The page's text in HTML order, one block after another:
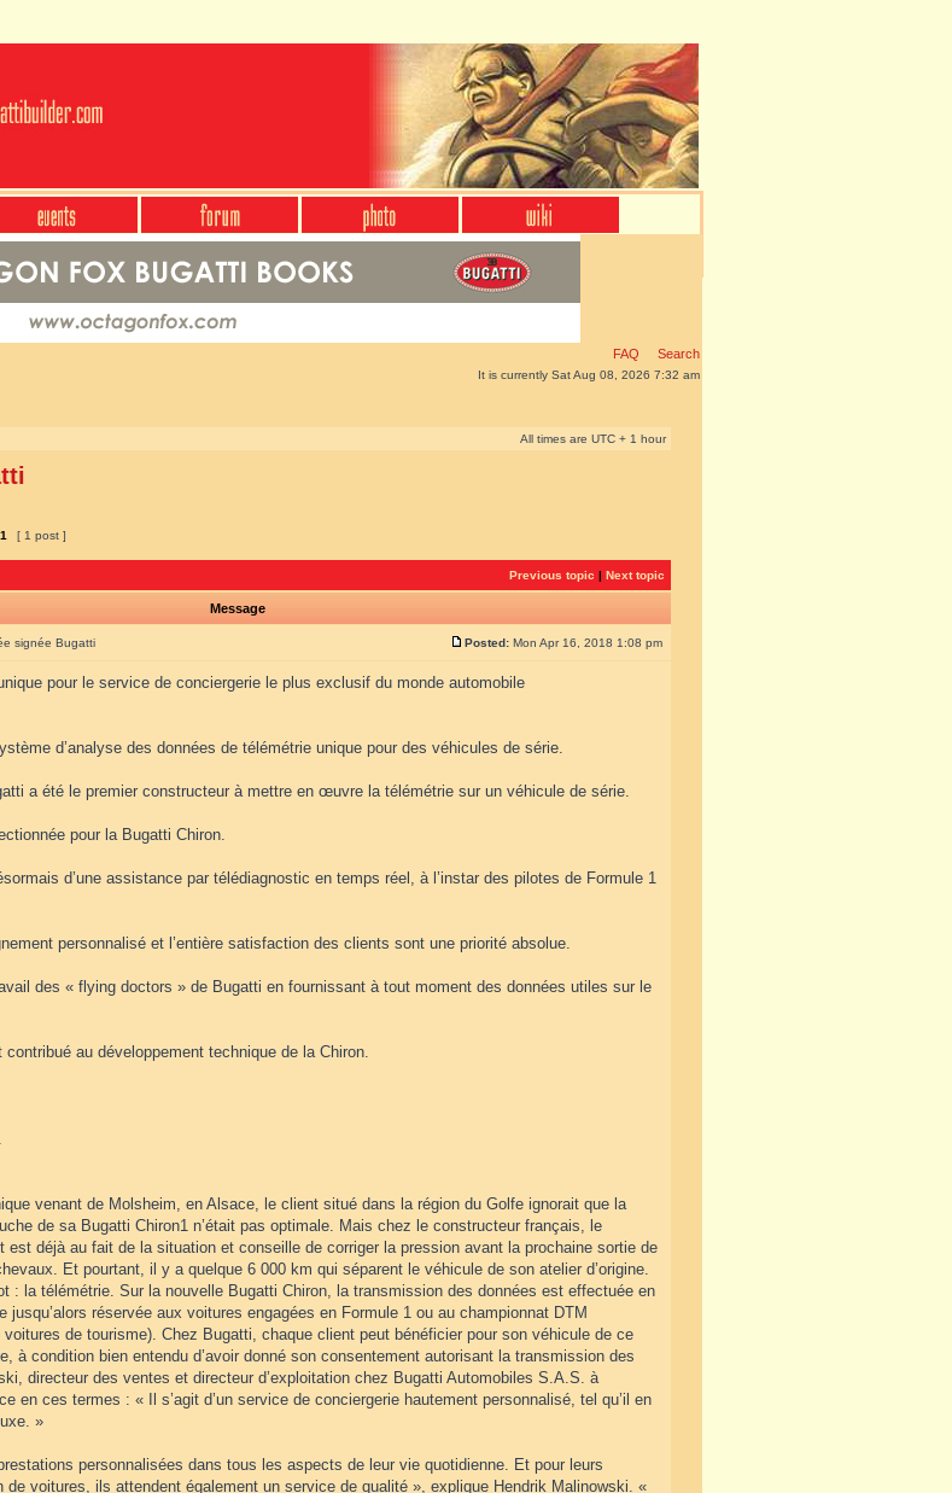
FAQ Search
It is currently Sat Aug 08, 2026 7:32 am
All times are UTC + 1 hour
1 [ 1 post ]
Previous topic | Next topic
Message
signée Bugatti Posted: Mon Apr 16, 2018 1:08 pm
pour le service de conciergerie le plus exclusif du monde automobile
d’analyse des données de télémétrie unique pour des véhicules de série.
a été le premier constructeur à mettre en œuvre la télémétrie sur un véhicule de série.
pour la Bugatti Chiron.
d’une assistance par télédiagnostic en temps réel, à l’instar des pilotes de Formule 1
personnalisé et l’entière satisfaction des clients sont une priorité absolue.
des « flying doctors » de Bugatti en fournissant à tout moment des données utiles sur le
contribué au développement technique de la Chiron.
venant de Molsheim, en Alsace, le client situé dans la région du Golfe ignorait que la
de sa Bugatti Chiron1 n’était pas optimale. Mais chez le constructeur français, le
est déjà au fait de la situation et conseille de corriger la pression avant la prochaine sortie de
Et pourtant, il y a quelque 6 000 km qui séparent le véhicule de son atelier d’origine.
: la télémétrie. Sur la nouvelle Bugatti Chiron, la transmission des données est effectuée en
jusqu’alors réservée aux voitures engagées en Formule 1 ou au championnat DTM
voitures de tourisme). Chez Bugatti, chaque client peut bénéficier pour son véhicule de ce
à condition bien entendu d’avoir donné son consentement autorisant la transmission des
directeur des ventes et directeur d’exploitation chez Bugatti Automobiles S.A.S. à
en ces termes : « Il s’agit d’un service de conciergerie hautement personnalisé, tel qu’il en
»
personnalisées dans tous les aspects de leur vie quotidienne. Et pour leurs
de voitures, ils attendent également un service de qualité », explique Hendrik Malinowski. «